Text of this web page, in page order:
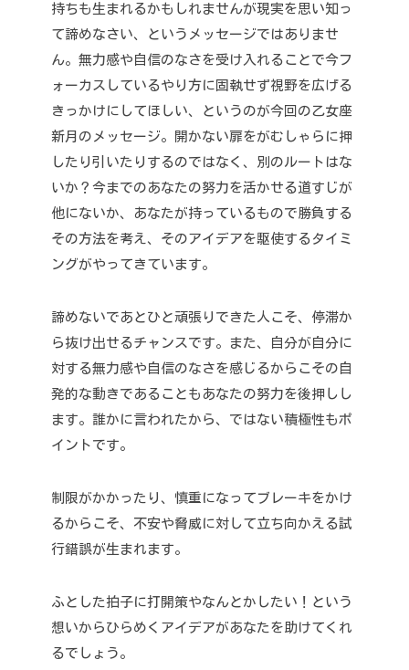
持ちも生まれるかもしれませんが現実を思い知っ
て諦めなさい、というメッセージではありませ
ん。 無力感や自信のなさを受け入れることで今フ
ォーカスしているやり方に固執せず視野を広げる
きっかけにしてほしい、というのが今回の乙女座
新月のメッセージ。
開かない扉をがむしゃらに押
したり引いたりするのではなく、別のルートはな
いか？ 今までのあなたの努力を活かせる道すじが
他にないか、あなたが持っているもので勝負する
その方法を考え、そのアイデアを駆使するタイミ
ングがやってきています。
諦めないであとひと頑張りできた人こそ、停滞か
ら抜け出せるチャンスです。 また、自分が自分に
対する無力感や自信のなさを感じるからこその自
発的な動きであることもあなたの努力を後押しし
ます。 誰かに言われたから、ではない積極性もポ
イントです。
制限がかかったり、慎重になってブレーキをかけ
るからこそ、不安や脅威に対して立ち向かえる試
行錯誤が生まれます。
ふとした拍子に打開策やなんとかしたい！という
想いからひらめくアイデアがあなたを助けてくれ
るでしょう。